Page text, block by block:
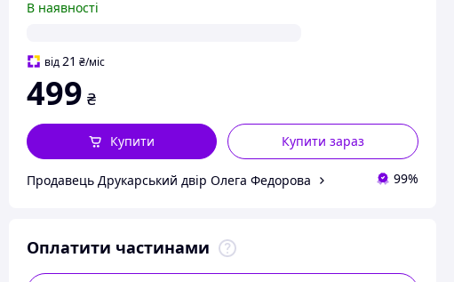
В наявності
від21 ₴/міс
499 ₴
Купити зараз
Купити
Продавець Друкарський двір Олега Федорова 99%
Оплатити частинами